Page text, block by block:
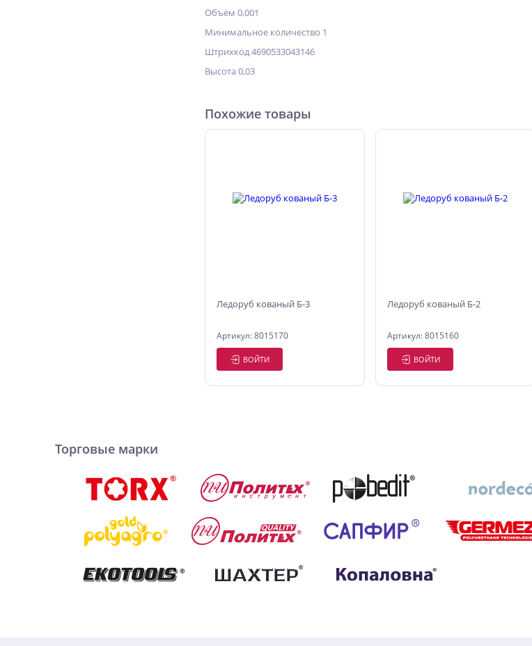
Объём 0,001
Минимальное количество 1
Штрихкод 4690533043146
Высота 0,03
Похожие товары
Ледоруб кованый Б-3
Артикул: 8015170
ВОЙТИ
Ледоруб кованый Б-2
Артикул: 8015160
ВОЙТИ
Торговые марки